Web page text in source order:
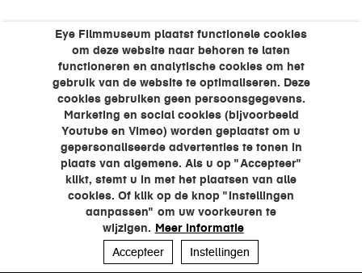
Eye Filmmuseum plaatst functionele cookies
om deze website naar behoren te laten
functioneren en analytische cookies om het
gebruik van de website te optimaliseren. Deze
cookies gebruiken geen persoonsgegevens.
Marketing en social cookies (bijvoorbeeld
Youtube en Vimeo) worden geplaatst om u
gepersonaliseerde advertenties te tonen in
plaats van algemene. Als u op "Accepteer"
klikt, stemt u in met het plaatsen van alle
cookies. Of klik op de knop "Instellingen
aanpassen" om uw voorkeuren te
wijzigen. Meer informatie
Accepteer
Instellingen